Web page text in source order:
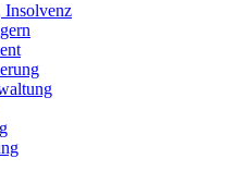
Insolvenz